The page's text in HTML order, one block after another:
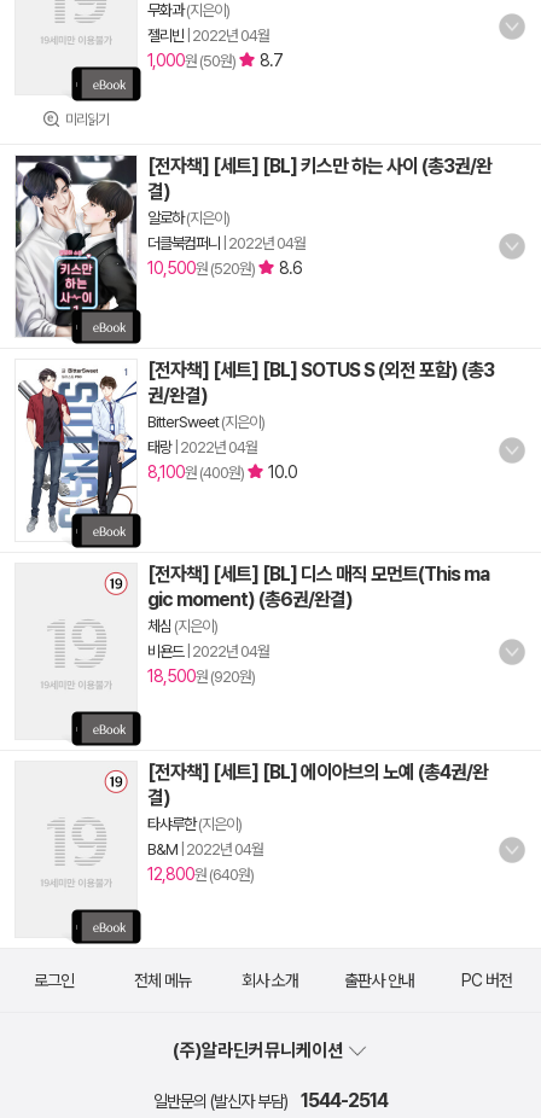
미리읽기
무화과(지은이)
젤리빈 2022년 04월
1,000원 (50원) 8.7
[전자책] [세트] [BL] 키스만 하는 사이 (총3권/완
결)
알로하(지은이)
더클북컴퍼니
2022년 04월
10,500원 (520원) 8.6
[전자책] [세트] [BL] SOTUS S (외전 포함) (총3
권/완결)
BitterSweet(지은이)
태랑| 2022년 04월
8,100원 (400원) 10.0
[전자책] [세트] [BL] 디스 매직 모먼트(This ma
gic moment) (총6권/완결)
체심 (지은이)
비욘드| 2022년 04월
18,500원 (920원)
[전자책] [세트] [BL] 에이아브의 노예 (총4권/완
결)
타샤루한(지은이)
B&M 2022년 04월
12,800원 (640원)
로그인 전체 메뉴 회사 소개 출판사 안내 PC 버전
(주)알라딘커뮤니케이션
일반문의 (발신자 부담) 1544-2514